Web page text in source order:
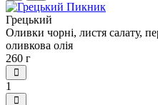
Грецький
Оливки чорні, листя салату,
оливкова олія
260 г
1